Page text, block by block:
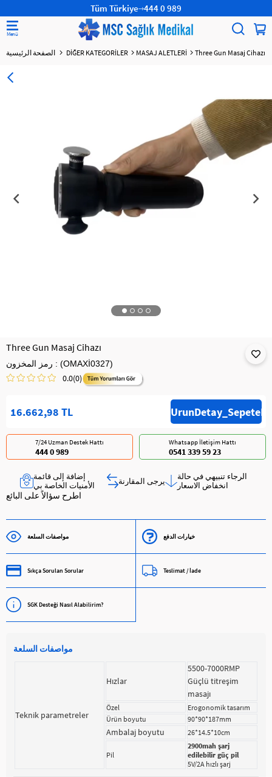
Tüm Türkiye 444 0 989
DİĞER KATEGORİLER MASAJ ALETLERİ Three Gun Masaj Cihazı
Three Gun Masaj Cihazı
رمز المخزون (OMAXİ0327)
0.0(0)
16.662,98 TL
Whatsapp İletişim Hattı
0541 339 59 23
7/24 Uzman Destek Hattı
444 0 989
إضافة إلى قائمة
الأمنيات الخاصة بي
يرجى المقارنة
الرجاء تنبيهي في حالة
انخفاض الاسعار
اطرح سؤالاً على البائع
مواصفات السلعة خيارات الدفع
Sıkça Sorulan Sorular Teslimat / İade
SGK Desteği Nasıl Alabilirim?
مواصفات السلعة
Teknik parametreler
Hızlar
5500-7000RMP
Güçlü titreşim
masajı
Özel
Erogonomik tasarım
Ürün boyutu
90*90*187mm
Ambalaj boyutu 26*14.5*10cm
Pil
2900mah şarj
edilebilir güç pil
5V/2A hızlı şarj